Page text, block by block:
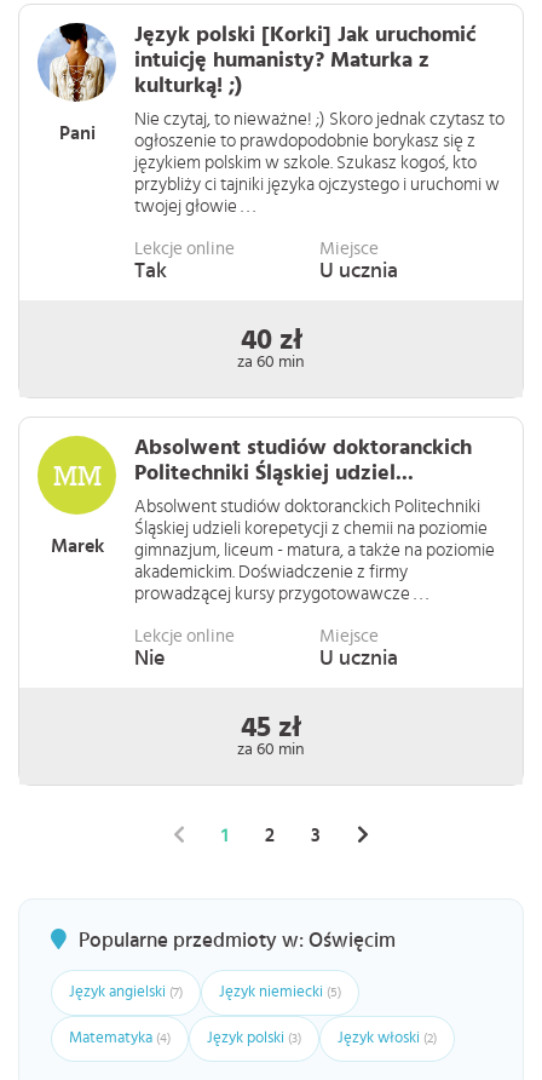
Pani
Język polski [Korki] Jak uruchomić
intuicję humanisty? Maturka z
kulturką! ;)
Nie czytaj, to nieważne! ;) Skoro jednak czytasz to
ogłoszenie to prawdopodobnie borykasz się z
językiem polskim w szkole. Szukasz kogoś, kto
przybliży ci tajniki języka ojczystego i uruchomi w
twojej głowie . . .
Lekcje online
Tak
Miejsce
U ucznia
40 zł
za 60 min
Marek
Absolwent studiów doktoranckich
Politechniki Śląskiej udziel...
Absolwent studiów doktoranckich Politechniki
Śląskiej udzieli korepetycji z chemii na poziomie
gimnazjum, liceum - matura, a także na poziomie
akademickim. Doświadczenie z firmy
prowadzącej kursy przygotowawcze . . .
Lekcje online
Nie
Miejsce
U ucznia
45 zł
za 60 min
1 2 3
Popularne przedmioty w: Oświęcim
Język angielski (7) Język niemiecki (5)
Matematyka (4) Język polski (3) Język włoski (2)